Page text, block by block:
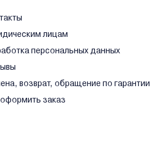
лицам
персональных данных
возврат, обращение по гарантии
оформить заказ